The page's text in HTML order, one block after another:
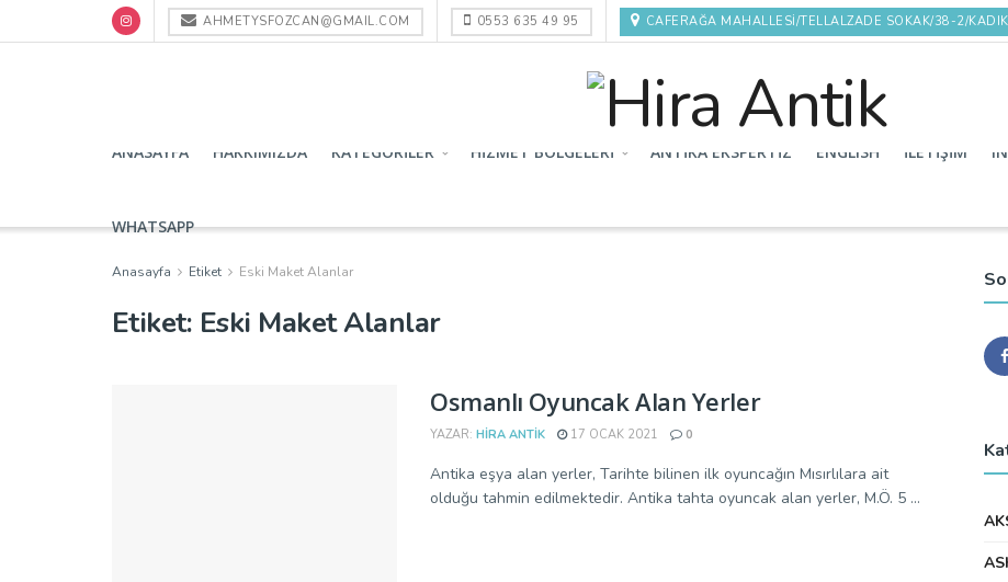
AHMETYSFOZCAN@GMAIL.COM 0553 635 49 95 CAFERAĞA MAHALLESI/TELLALZADE SOKAK/38-2/
ANASAYFA HAKKIMIZDA KATEGORILER HIZMET BÖLGELERI ANTIKA EKSPERTIZ ENGLISH İLETIŞIM
WHATSAPP
Anasayfa Etiket Eski Maket Alanlar
Etiket: Eski Maket Alanlar
Osmanlı Oyuncak Alan Yerler
YAZAR: HIRA ANTIK 17 OCAK 2021 0
Antika eşya alan yerler, Tarihte bilinen ilk oyuncağın Mısırlılara ait
olduğu tahmin edilmektedir. Antika tahta oyuncak alan yerler, M.Ö. 5 ...